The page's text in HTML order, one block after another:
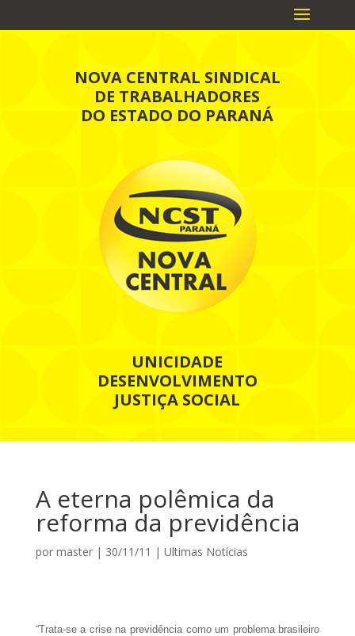
NOVA CENTRAL SINDICAL
DE TRABALHADORES
DO ESTADO DO PARANÁ
UNICIDADE
DESENVOLVIMENTO
JUSTIÇA SOCIAL
A eterna polêmica da
reforma da previdência
por master| 30/11/11 | Ultimas Notícias
“Trata-se a crise na previdência como um problema brasileiro